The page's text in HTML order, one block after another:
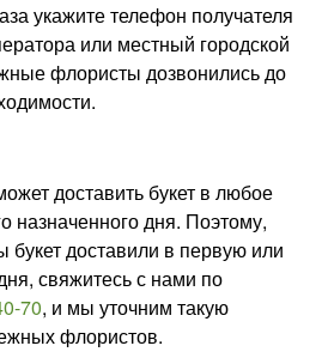
укажите телефон получателя
или местный городской
флористы дозвонились до
доставить букет в любое
назначенного дня. Поэтому,
букет доставили в первую или
свяжитесь с нами по
70, и мы уточним такую
флористов.